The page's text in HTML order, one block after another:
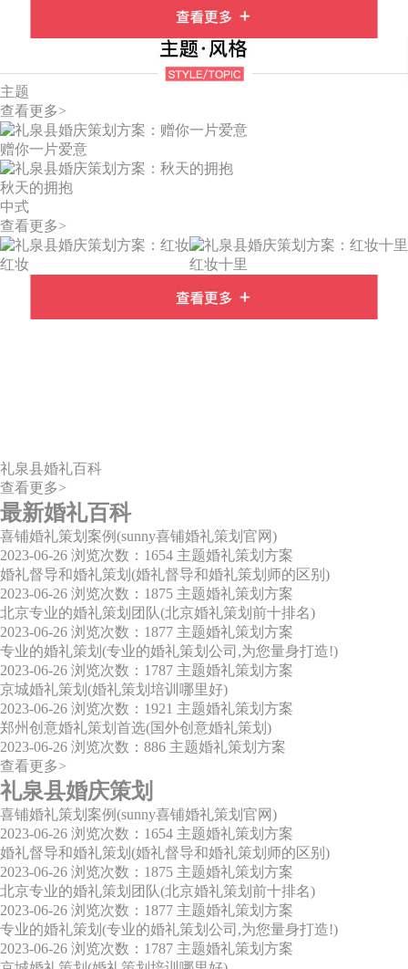
主题
查看更多>
赠你一片爱意
秋天的拥抱
中式
查看更多>
红妆 红妆十里
礼泉县婚礼百科
查看更多>
最新婚礼百科
喜铺婚礼策划案例(sunny喜铺婚礼策划官网)
2023-06-26 浏览次数：1654 主题婚礼策划方案
婚礼督导和婚礼策划(婚礼督导和婚礼策划师的区别)
2023-06-26 浏览次数：1875 主题婚礼策划方案
北京专业的婚礼策划团队(北京婚礼策划前十排名)
2023-06-26 浏览次数：1877 主题婚礼策划方案
专业的婚礼策划(专业的婚礼策划公司,为您量身打造!)
2023-06-26 浏览次数：1787 主题婚礼策划方案
京城婚礼策划(婚礼策划培训哪里好)
2023-06-26 浏览次数：1921 主题婚礼策划方案
郑州创意婚礼策划首选(国外创意婚礼策划)
2023-06-26 浏览次数：886 主题婚礼策划方案
查看更多>
礼泉县婚庆策划
喜铺婚礼策划案例(sunny喜铺婚礼策划官网)
2023-06-26 浏览次数：1654 主题婚礼策划方案
婚礼督导和婚礼策划(婚礼督导和婚礼策划师的区别)
2023-06-26 浏览次数：1875 主题婚礼策划方案
北京专业的婚礼策划团队(北京婚礼策划前十排名)
2023-06-26 浏览次数：1877 主题婚礼策划方案
专业的婚礼策划(专业的婚礼策划公司,为您量身打造!)
2023-06-26 浏览次数：1787 主题婚礼策划方案